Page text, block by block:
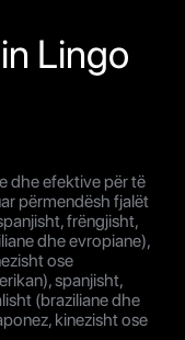
Lingo
dhe efektive për të
përmendësh fjalët
frëngjisht,
dhe evropiane),
ose
spanjisht,
(braziliane dhe
kinezisht ose